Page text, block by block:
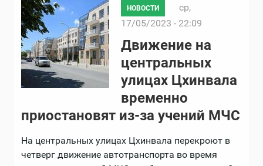
НОВОСТИ
ср,
17/05/2023 - 22:09
Движение на
центральных
улицах Цхинвала
временно
приостановят из-за учений МЧС
На центральных улицах Цхинвала перекроют в
четверг движение автотранспорта во время